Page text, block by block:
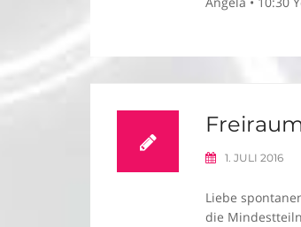
1. JULI 2016
Liebe
die